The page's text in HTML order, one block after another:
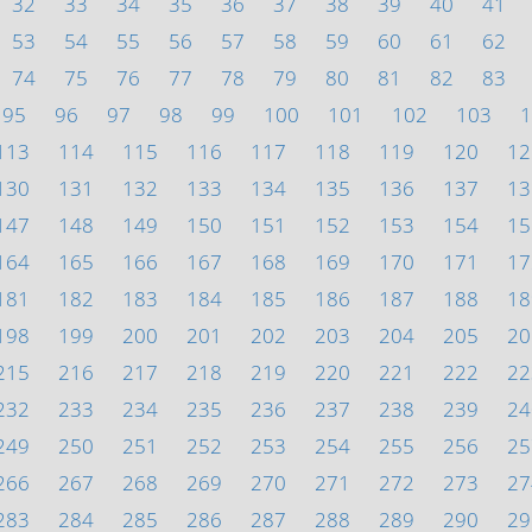
53
54 55 56 57 58 59 60 61
62
74
75 76 77 78 79 80 81 82
83
95
96 97 98 99 100 101 102 103
114 115 116 117 118 119 120
131 132 133 134 135 136 137
148 149 150 151 152 153 154
165 166 167 168 169 170 171
182 183 184 185 186 187 188
199 200 201 202 203 204 205
216 217 218 219 220 221 222
233 234 235 236 237 238 239
250 251 252 253 254 255 256
267 268 269 270 271 272 273
284 285 286 287 288 289 290